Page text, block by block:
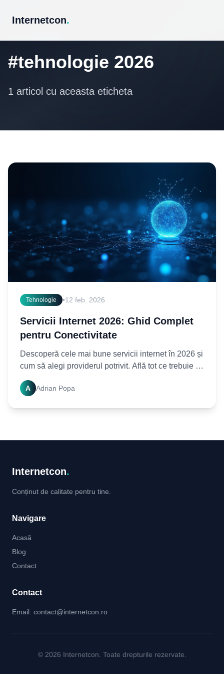
Internetcon.
#tehnologie 2026
1 articol cu aceasta eticheta
Tehnologie •12 feb. 2026
Servicii Internet 2026: Ghid Complet
pentru Conectivitate
Descoperă cele mai bune servicii internet în 2026 și
cum să alegi providerul potrivit. Află tot ce trebuie să
A Adrian Popa
Internetcon.
Conținut de calitate pentru tine.
Navigare
Acasă
Blog
Contact
Contact
Email: contact@internetcon.ro
© 2026 Internetcon. Toate drepturile rezervate.